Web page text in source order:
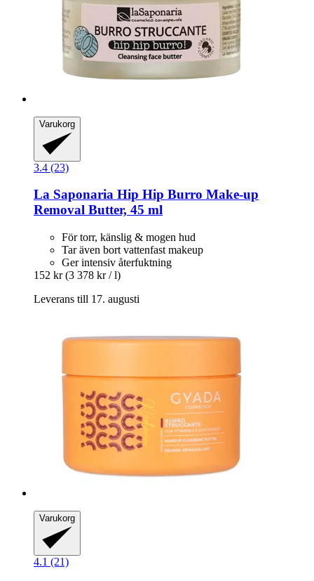
Varukorg
3.4 (23)
La Saponaria Hip Hip Burro Make-​up
Removal Butter, 45 ml
För torr, känslig & mogen hud
Tar även bort vattenfast makeup
Ger intensiv återfuktning
152 kr (3 378 kr / l)
Leverans till 17. augusti
Varukorg
4.1 (21)